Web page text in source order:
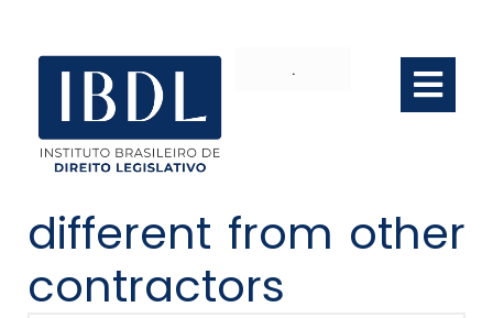
.
What makes you
different from other
contractors